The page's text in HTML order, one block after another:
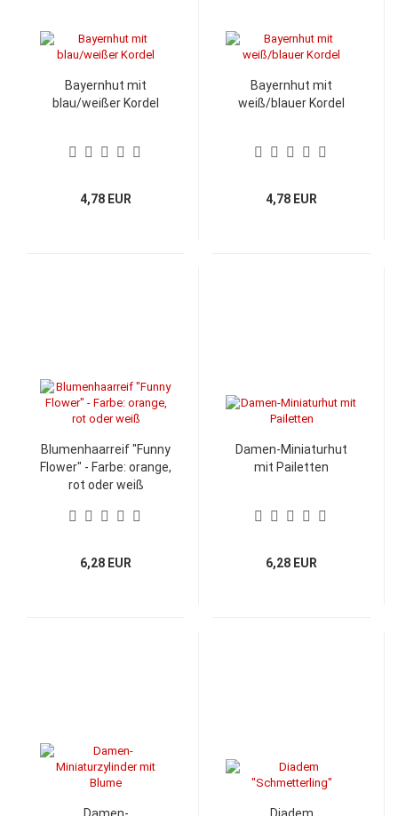
Bayernhut mit
blau/weißer Kordel
4,78 EUR
Bayernhut mit
weiß/blauer Kordel
4,78 EUR
Blumenhaarreif "Funny
Flower" - Farbe: orange,
rot oder weiß
6,28 EUR
Damen-Miniaturhut
mit Pailetten
6,28 EUR
Damen-
Diadem